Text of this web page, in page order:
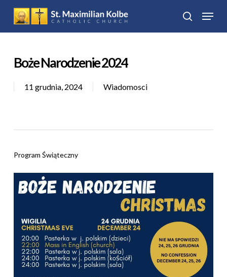
main
search
Menu
Boże Narodzenie 2024
11 grudnia, 2024 Wiadomosci
Program Świąteczny
Close